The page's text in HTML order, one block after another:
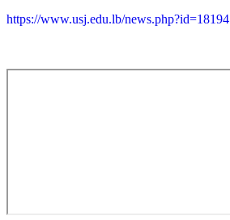
https://www.usj.edu.lb/news.php?id=18194